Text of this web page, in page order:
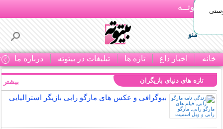
بـیتوتــه
منو
خانه اخبار داغ تازه ها تبلیغات در بیتوته درباره ما
تازه های دنیای بازیگران
بیوگرافی و عکس های مارگو رابی بازیگر استرالیایی
بیشتر